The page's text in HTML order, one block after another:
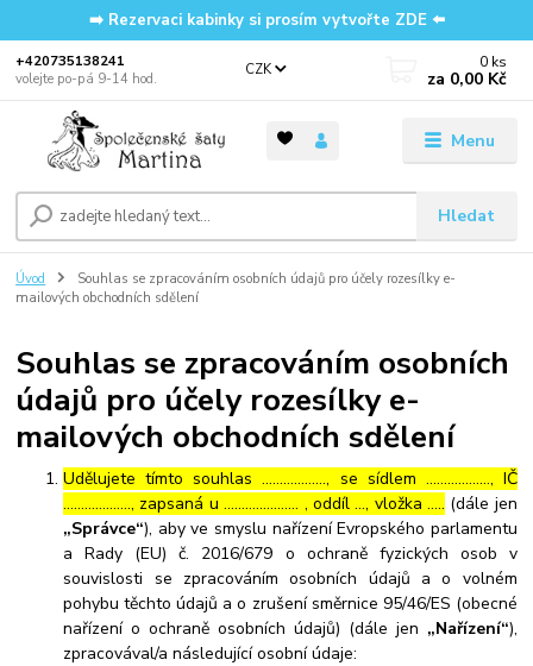
➡️ Rezervaci kabinky si prosím vytvořte ZDE ⬅️
Menu
CZK
Hledat
‭+420735138241
volejte po-pá 9-14 hod.
0 ks
za 0,00 Kč
Úvod
Souhlas se zpracováním osobních údajů pro účely rozesílky e-
mailových obchodních sdělení
Souhlas se zpracováním osobních
údajů pro účely rozesílky e-
mailových obchodních sdělení
Udělujete tímto souhlas ……………..., se sídlem ………………, IČ
………………., zapsaná u ………………… , oddíl …, vložka ….. (dále jen
„Správce“), aby ve smyslu nařízení Evropského parlamentu
a Rady (EU) č. 2016/679 o ochraně fyzických osob v
souvislosti se zpracováním osobních údajů a o volném
pohybu těchto údajů a o zrušení směrnice 95/46/ES (obecné
nařízení o ochraně osobních údajů) (dále jen „Nařízení“),
zpracovával/a následující osobní údaje: